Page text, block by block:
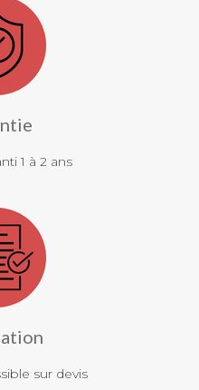
1 à 2 ans
sur devis